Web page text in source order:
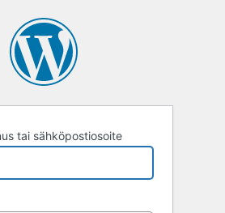
tai sähköpostiosoite